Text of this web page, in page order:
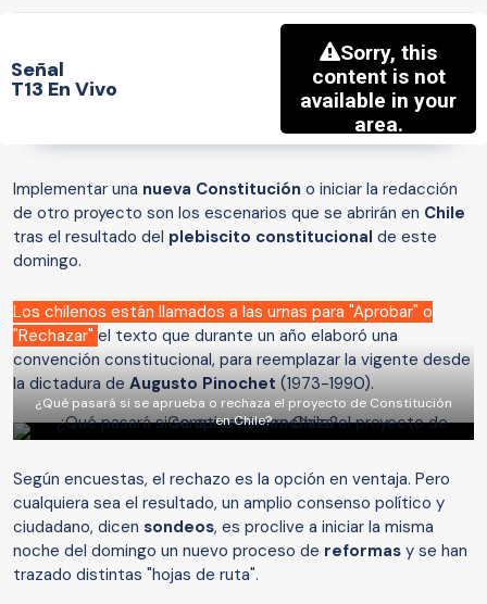
Señal
T13 En Vivo
Implementar una nueva Constitución o iniciar la redacción
de otro proyecto son los escenarios que se abrirán en Chile
tras el resultado del plebiscito constitucional de este
domingo.
Los chilenos están llamados a las urnas para "Aprobar" o
"Rechazar" el texto que durante un año elaboró una
convención constitucional, para reemplazar la vigente desde
la dictadura de Augusto Pinochet (1973-1990).
¿Qué pasará si se aprueba o rechaza el proyecto de Constitución
en Chile?
Según encuestas, el rechazo es la opción en ventaja. Pero
cualquiera sea el resultado, un amplio consenso político y
ciudadano, dicen sondeos, es proclive a iniciar la misma
noche del domingo un nuevo proceso de reformas y se han
trazado distintas "hojas de ruta".